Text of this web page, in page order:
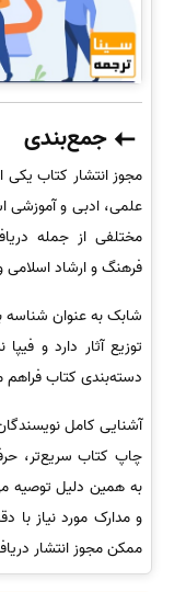
جمع‌بندی
مجوز انتشار کتاب یکی
علمی، ادبی و آموزشی
مختلفی از جمله
فرهنگ و ارشاد اسلامی
شابک به عنوان
توزیع آثار دارد و
دسته‌بندی کتاب فراهم
آشنایی کامل
چاپ کتاب سریع‌تر،
به همین دلیل توصیه
و مدارک مورد نیاز با
ممکن مجوز انتشار